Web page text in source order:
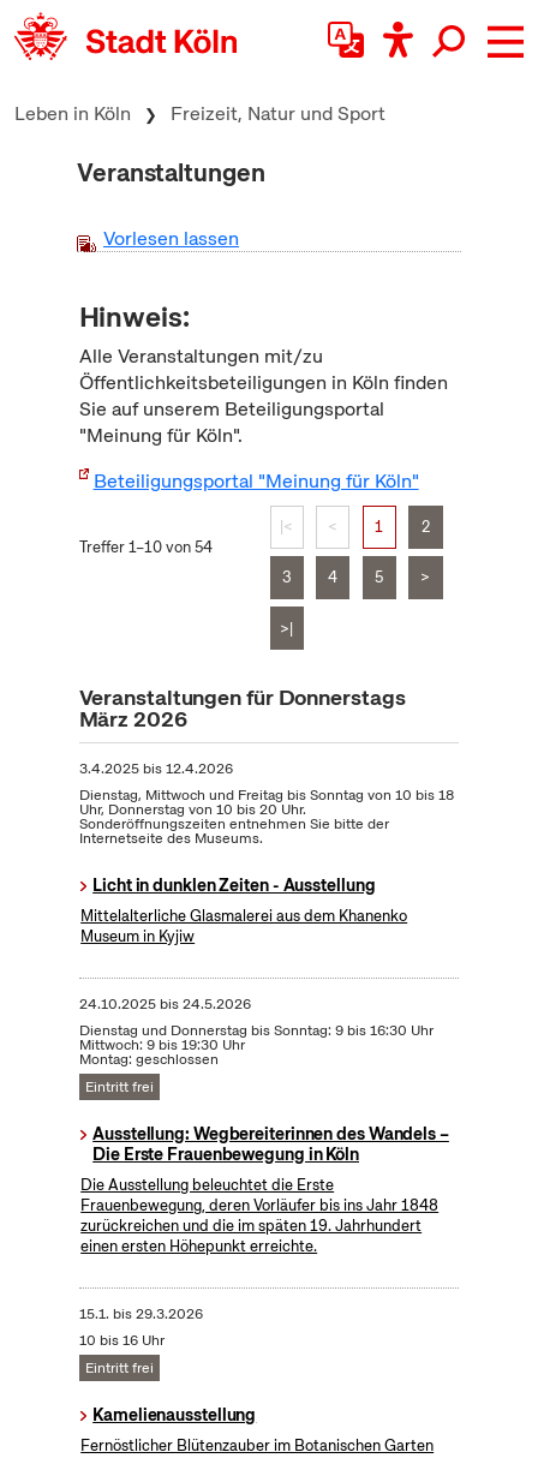
zum Inhalt springen
Leben in Köln Freizeit, Natur und Sport
Veranstaltungen
Vorlesen lassen
Hinweis:
Alle Veranstaltungen mit/zu
Öffentlichkeitsbeteiligungen in Köln finden
Sie auf unserem Beteiligungsportal
"Meinung für Köln".
Beteiligungsportal "Meinung für Köln"
Treffer 1–10 von 54
|< < 1 2
3 4 5 >
>|
Veranstaltungen für Donnerstags
März 2026
3.4.2025bis12.4.2026
Dienstag, Mittwoch und Freitag bis Sonntag von 10 bis 18
Uhr, Donnerstag von 10 bis 20 Uhr.
Sonderöffnungszeiten entnehmen Sie bitte der
Internetseite des Museums.
Licht in dunklen Zeiten - Ausstellung
Mittelalterliche Glasmalerei aus dem Khanenko
Museum in Kyjiw
24.10.2025bis24.5.2026
Dienstag und Donnerstag bis Sonntag: 9 bis 16:30 Uhr
Mittwoch: 9 bis 19:30 Uhr
Montag: geschlossen
Eintritt frei
Ausstellung: Wegbereiterinnen des Wandels –
Die Erste Frauenbewegung in Köln
Die Ausstellung beleuchtet die Erste
Frauenbewegung, deren Vorläufer bis ins Jahr 1848
zurückreichen und die im späten 19. Jahrhundert
einen ersten Höhepunkt erreichte.
15.1. bis29.3.2026
10 bis 16 Uhr
Eintritt frei
Kamelienausstellung
Fernöstlicher Blütenzauber im Botanischen Garten